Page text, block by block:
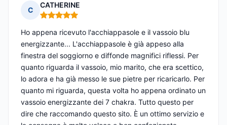
C
CATHERINE
Nota: 5 su 5
Ho appena ricevuto l'acchiappasole e il vassoio blu
energizzante... L'acchiappasole è già appeso alla
finestra del soggiorno e diffonde magnifici riflessi. Per
quanto riguarda il vassoio, mio marito, che era scettico,
lo adora e ha già messo le sue pietre per ricaricarlo. Per
quanto mi riguarda, questa volta ho appena ordinato un
vassoio energizzante dei 7 chakra. Tutto questo per
dire che raccomando questo sito. È un ottimo servizio e